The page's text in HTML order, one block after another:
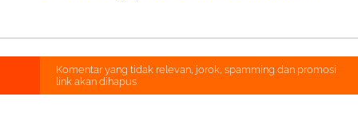
Komentar yang tidak relevan, jorok, spamming dan promosi
link akan dihapus